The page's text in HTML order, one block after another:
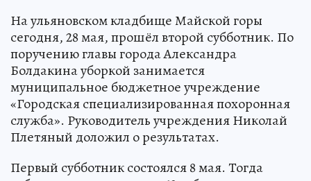
На ульяновском кладбище Майской горы
сегодня, 28 мая, прошёл второй субботник. По
поручению главы города Александра
Болдакина уборкой занимается
муниципальное бюджетное учреждение
«Городская специализированная похоронная
служба». Руководитель учреждения Николай
Плетяный доложил о результатах.
Первый субботник состоялся 8 мая. Тогда